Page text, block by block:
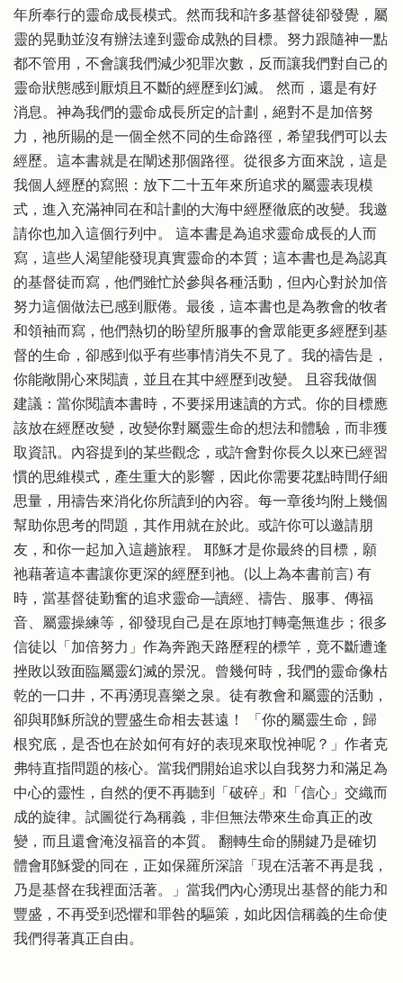
年所奉行的靈命成長模式。然而我和許多基督徒卻發覺，屬
靈的晃動並沒有辦法達到靈命成熟的目標。努力跟隨神一點
都不管用，不會讓我們減少犯罪次數，反而讓我們對自己的
靈命狀態感到厭煩且不斷的經歷到幻滅。 然而，還是有好
消息。神為我們的靈命成長所定的計劃，絕對不是加倍努
力，祂所賜的是一個全然不同的生命路徑，希望我們可以去
經歷。這本書就是在闡述那個路徑。從很多方面來說，這是
我個人經歷的寫照：放下二十五年來所追求的屬靈表現模
式，進入充滿神同在和計劃的大海中經歷徹底的改變。我邀
請你也加入這個行列中。 這本書是為追求靈命成長的人而
寫，這些人渴望能發現真實靈命的本質；這本書也是為認真
的基督徒而寫，他們雖忙於參與各種活動，但內心對於加倍
努力這個做法已感到厭倦。最後，這本書也是為教會的牧者
和領袖而寫，他們熱切的盼望所服事的會眾能更多經歷到基
督的生命，卻感到似乎有些事情消失不見了。我的禱告是，
你能敞開心來閱讀，並且在其中經歷到改變。 且容我做個
建議：當你閱讀本書時，不要採用速讀的方式。你的目標應
該放在經歷改變，改變你對屬靈生命的想法和體驗，而非獲
取資訊。內容提到的某些觀念，或許會對你長久以來已經習
慣的思維模式，產生重大的影響，因此你需要花點時間仔細
思量，用禱告來消化你所讀到的內容。每一章後均附上幾個
幫助你思考的問題，其作用就在於此。或許你可以邀請朋
友，和你一起加入這趟旅程。 耶穌才是你最終的目標，願
祂藉著這本書讓你更深的經歷到祂。(以上為本書前言) 有
時，當基督徒勤奮的追求靈命──讀經、禱告、服事、傳福
音、屬靈操練等，卻發現自己是在原地打轉毫無進步；很多
信徒以「加倍努力」作為奔跑天路歷程的標竿，竟不斷遭逢
挫敗以致面臨屬靈幻滅的景況。曾幾何時，我們的靈命像枯
乾的一口井，不再湧現喜樂之泉。徒有教會和屬靈的活動，
卻與耶穌所說的豐盛生命相去甚遠！ 「你的屬靈生命，歸
根究底，是否也在於如何有好的表現來取悅神呢？」作者克
弗特直指問題的核心。當我們開始追求以自我努力和滿足為
中心的靈性，自然的便不再聽到「破碎」和「信心」交織而
成的旋律。試圖從行為稱義，非但無法帶來生命真正的改
變，而且還會淹沒福音的本質。 翻轉生命的關鍵乃是確切
體會耶穌愛的同在，正如保羅所深諳「現在活著不再是我，
乃是基督在我裡面活著。」當我們內心湧現出基督的能力和
豐盛，不再受到恐懼和罪咎的驅策，如此因信稱義的生命使
我們得著真正自由。